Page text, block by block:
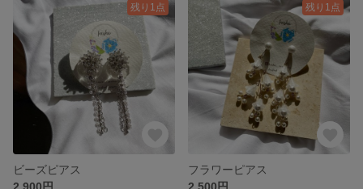
残り1点
ビーズピアス
2,900円
残り1点
フラワーピアス
2,500円